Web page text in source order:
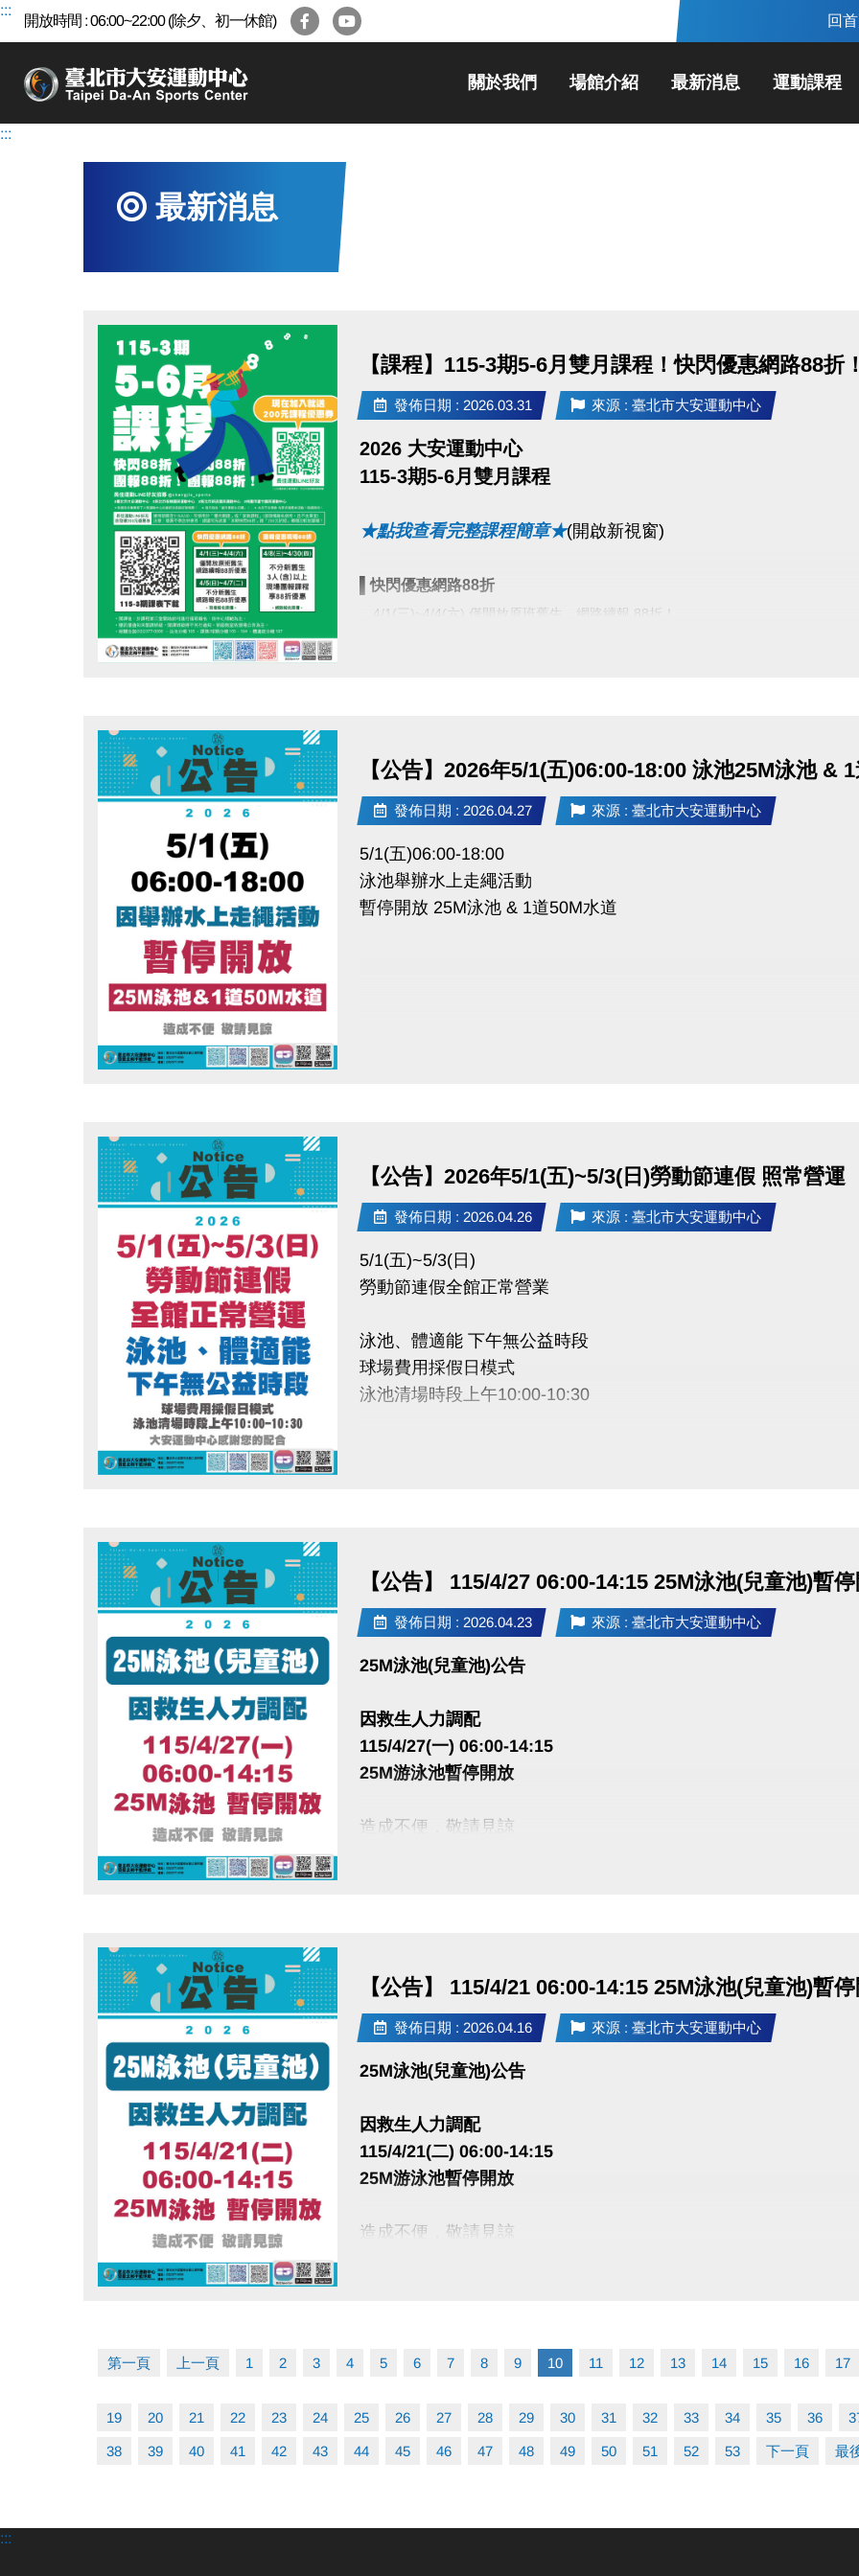
跳
區
:::
開放時間 : 06:00~22:00 (除夕、初一休館) 回
關於我們 場館介紹 最新消息 運動課程
:::
最新消息
【課程】115-3期5-6月雙月課程！快閃優惠網路88折
發佈日期 : 2026.03.31 來源 : 臺北市大安運動中心
2026 大安運動中心
115-3期5-6月雙月課程
★點我查看完整課程簡章★(開啟新視窗)
▌快閃優惠網路88折
4/1(三)~4/4(六) 僅開放原班舊生，網路續報 88折！
● 報名辦法：現場報名、網路報名、APP報名
▪︎ 大安APP 長佳Sports+ APP傳送門⬇
APPLE 傳送門點我(開啟新視窗)
【公告】2026年5/1(五)06:00-18:00 泳池25M泳池 &
發佈日期 : 2026.04.27 來源 : 臺北市大安運動中心
5/1(五)06:00-18:00
泳池舉辦水上走繩活動
暫停開放 25M泳池 & 1道50M水道
【公告】2026年5/1(五)~5/3(日)勞動節連假 照常營運
發佈日期 : 2026.04.26 來源 : 臺北市大安運動中心
5/1(五)~5/3(日)
勞動節連假全館正常營業
泳池、體適能 下午無公益時段
球場費用採假日模式
泳池清場時段上午10:00-10:30
【公告】 115/4/27 06:00-14:15 25M泳池(兒童池)暫
發佈日期 : 2026.04.23 來源 : 臺北市大安運動中心
25M泳池(兒童池)公告
因救生人力調配
115/4/27(一) 06:00-14:15
25M游泳池暫停開放
造成不便，敬請見諒
【公告】 115/4/21 06:00-14:15 25M泳池(兒童池)暫
發佈日期 : 2026.04.16 來源 : 臺北市大安運動中心
25M泳池(兒童池)公告
因救生人力調配
115/4/21(二) 06:00-14:15
25M游泳池暫停開放
造成不便，敬請見諒
第一頁 上一頁 1 2 3 4 5 6 7 8 9 10 11 12 13 14 15 16 17
19 20 21 22 23 24 25 26 27 28 29 30 31 32 33 34 35 36
38 39 40 41 42 43 44 45 46 47 48 49 50 51 52 53 下一頁 最
:::